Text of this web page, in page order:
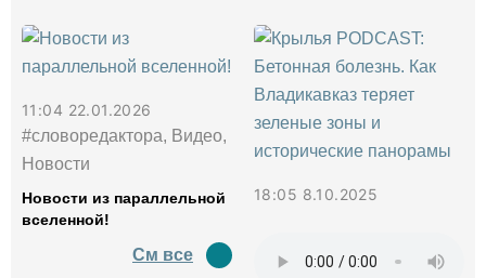
11:04 22.01.2026
#словоредактора, Видео,
Новости
Новости из параллельной
вселенной!
См все
18:05 8.10.2025